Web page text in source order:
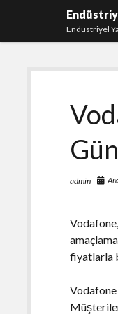
Endüstriyel
admin
fiyatlarla
Vodafone